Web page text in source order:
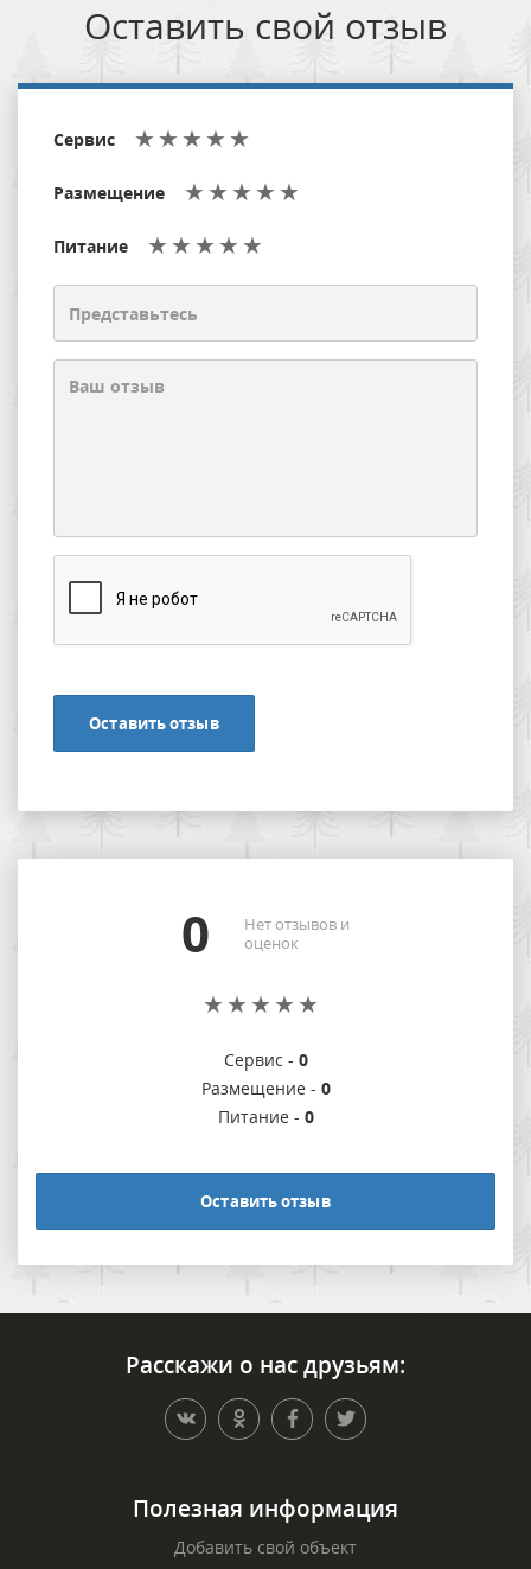
Оставить свой отзыв
Сервис
Размещение
Питание
Оставить отзыв
0
Нет отзывов и
оценок
Сервис - 0
Размещение - 0
Питание - 0
Оставить отзыв
Расскажи о нас друзьям:
Полезная информация
Добавить свой объект